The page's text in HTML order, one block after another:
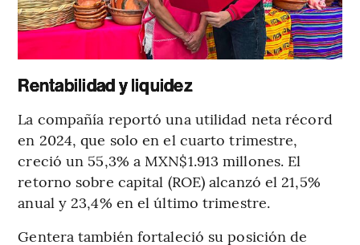
Rentabilidad y liquidez
La compañía reportó una utilidad neta récord
en 2024, que solo en el cuarto trimestre,
creció un 55,3% a MXN$1.913 millones. El
retorno sobre capital (ROE) alcanzó el 21,5%
anual y 23,4% en el último trimestre.
Gentera también fortaleció su posición de